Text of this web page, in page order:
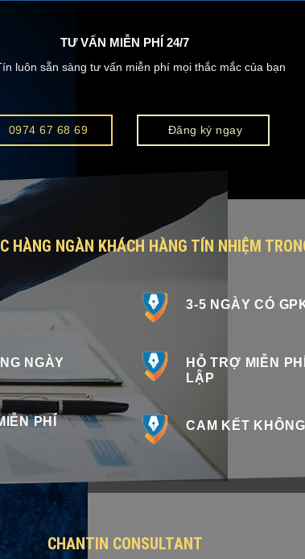
TƯ VẤN MIỄN PHÍ 24/7
luôn sẵn sàng tư vấn miễn phí mọi thắc mắc của bạn
0974 67 68 69 Đăng ký ngay
HÀNG NGÀN KHÁCH HÀNG TÍN NHIỆM
NGÀY
PHÍ
3-5 NGÀY CÓ
HỖ TRỢ MIỄN
LẬP
CAM KẾT
CHANTIN CONSULTANT